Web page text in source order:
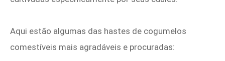
Aqui estão algumas das hastes de cogumelos
comestíveis mais agradáveis ​​​​e procuradas: